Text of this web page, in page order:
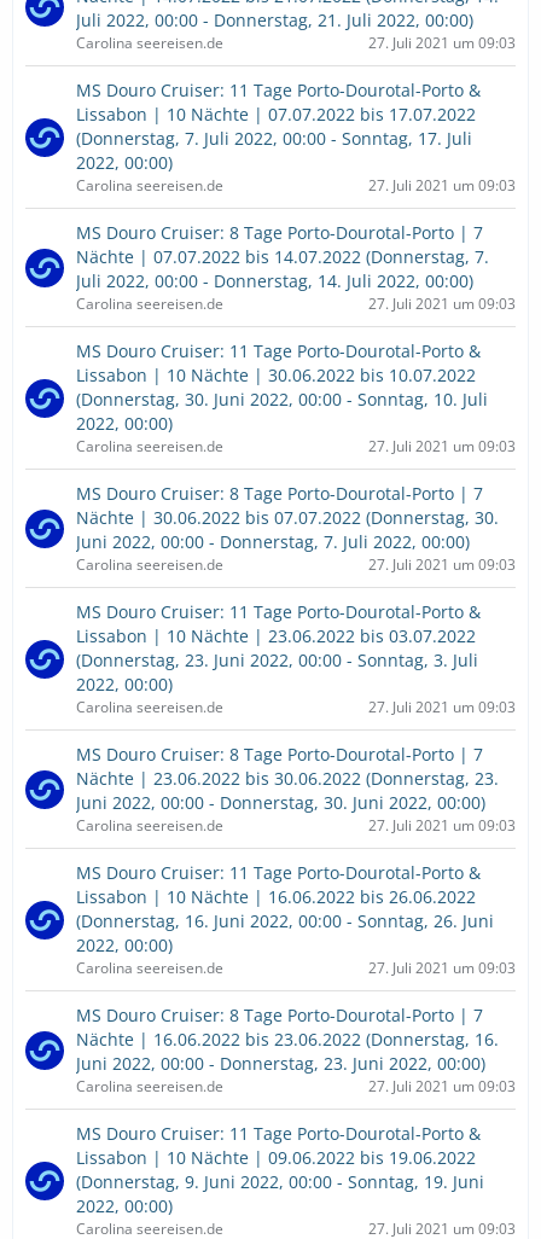
Juli 2022, 00:00 - Donnerstag, 21. Juli 2022, 00:00)
Carolina seereisen.de 27. Juli 2021 um 09:03
MS Douro Cruiser: 11 Tage Porto-Dourotal-Porto &
Lissabon | 10 Nächte | 07.07.2022 bis 17.07.2022
(Donnerstag, 7. Juli 2022, 00:00 - Sonntag, 17. Juli
2022, 00:00)
Carolina seereisen.de 27. Juli 2021 um 09:03
MS Douro Cruiser: 8 Tage Porto-Dourotal-Porto | 7
Nächte | 07.07.2022 bis 14.07.2022 (Donnerstag, 7.
Juli 2022, 00:00 - Donnerstag, 14. Juli 2022, 00:00)
Carolina seereisen.de 27. Juli 2021 um 09:03
MS Douro Cruiser: 11 Tage Porto-Dourotal-Porto &
Lissabon | 10 Nächte | 30.06.2022 bis 10.07.2022
(Donnerstag, 30. Juni 2022, 00:00 - Sonntag, 10. Juli
2022, 00:00)
Carolina seereisen.de 27. Juli 2021 um 09:03
MS Douro Cruiser: 8 Tage Porto-Dourotal-Porto | 7
Nächte | 30.06.2022 bis 07.07.2022 (Donnerstag, 30.
Juni 2022, 00:00 - Donnerstag, 7. Juli 2022, 00:00)
Carolina seereisen.de 27. Juli 2021 um 09:03
MS Douro Cruiser: 11 Tage Porto-Dourotal-Porto &
Lissabon | 10 Nächte | 23.06.2022 bis 03.07.2022
(Donnerstag, 23. Juni 2022, 00:00 - Sonntag, 3. Juli
2022, 00:00)
Carolina seereisen.de 27. Juli 2021 um 09:03
MS Douro Cruiser: 8 Tage Porto-Dourotal-Porto | 7
Nächte | 23.06.2022 bis 30.06.2022 (Donnerstag, 23.
Juni 2022, 00:00 - Donnerstag, 30. Juni 2022, 00:00)
Carolina seereisen.de 27. Juli 2021 um 09:03
MS Douro Cruiser: 11 Tage Porto-Dourotal-Porto &
Lissabon | 10 Nächte | 16.06.2022 bis 26.06.2022
(Donnerstag, 16. Juni 2022, 00:00 - Sonntag, 26. Juni
2022, 00:00)
Carolina seereisen.de 27. Juli 2021 um 09:03
MS Douro Cruiser: 8 Tage Porto-Dourotal-Porto | 7
Nächte | 16.06.2022 bis 23.06.2022 (Donnerstag, 16.
Juni 2022, 00:00 - Donnerstag, 23. Juni 2022, 00:00)
Carolina seereisen.de 27. Juli 2021 um 09:03
MS Douro Cruiser: 11 Tage Porto-Dourotal-Porto &
Lissabon | 10 Nächte | 09.06.2022 bis 19.06.2022
(Donnerstag, 9. Juni 2022, 00:00 - Sonntag, 19. Juni
2022, 00:00)
Carolina seereisen.de 27. Juli 2021 um 09:03